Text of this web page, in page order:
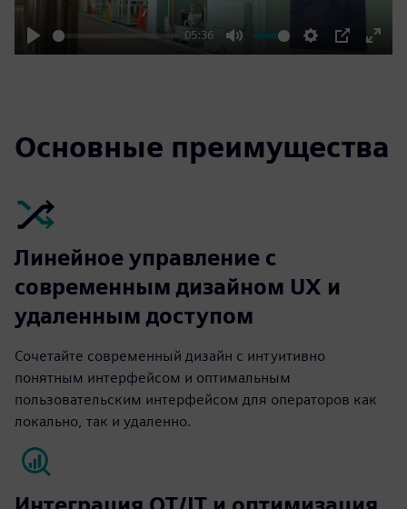
Play
05:36
Mute Settings
PIP
Enter
Основные преимущества
Линейное управление с
современным дизайном UX и
удаленным доступом
Сочетайте современный дизайн с интуитивно
понятным интерфейсом и оптимальным
пользовательским интерфейсом для операторов как
локально, так и удаленно.